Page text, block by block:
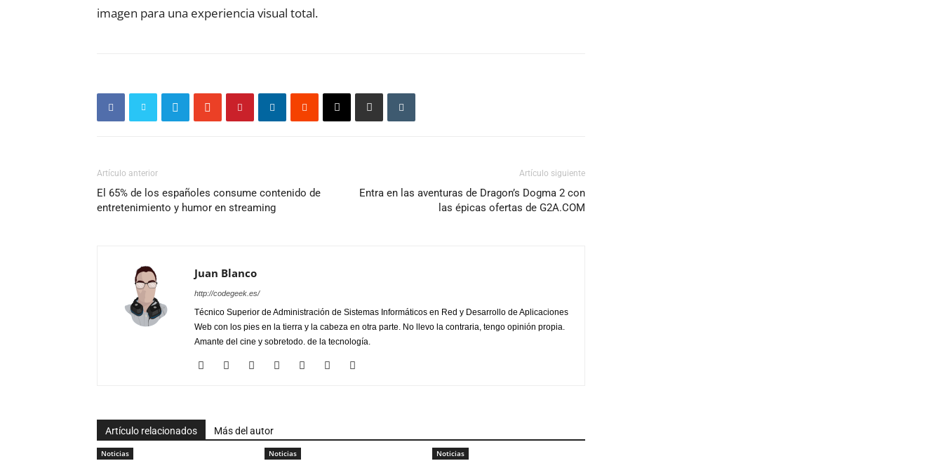
imagen para una experiencia visual total.
Artículo anterior
El 65% de los españoles consume contenido de
entretenimiento y humor en streaming
Artículo siguiente
Entra en las aventuras de Dragon’s Dogma 2 con
las épicas ofertas de G2A.COM
Juan Blanco
http://codegeek.es/
Técnico Superior de Administración de Sistemas Informáticos en Red y Desarrollo de Aplicaciones
Web con los pies en la tierra y la cabeza en otra parte. No llevo la contraria, tengo opinión propia.
Amante del cine y sobretodo. de la tecnología.
Artículo relacionados Más del autor
Noticias Noticias Noticias